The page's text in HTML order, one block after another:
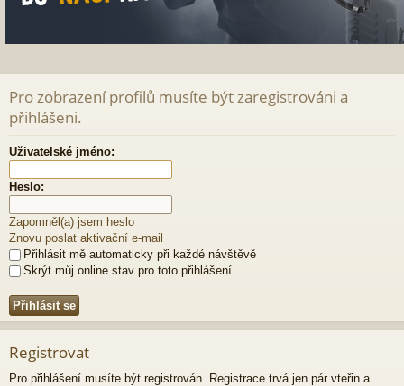
Pro zobrazení profilů musíte být zaregistrováni a
přihlášeni.
Uživatelské jméno:
Heslo:
Zapomněl(a) jsem heslo
Znovu poslat aktivační e-mail
Přihlásit mě automaticky při každé návštěvě
Skrýt můj online stav pro toto přihlášení
Registrovat
Pro přihlášení musíte být registrován. Registrace trvá jen pár vteřin a